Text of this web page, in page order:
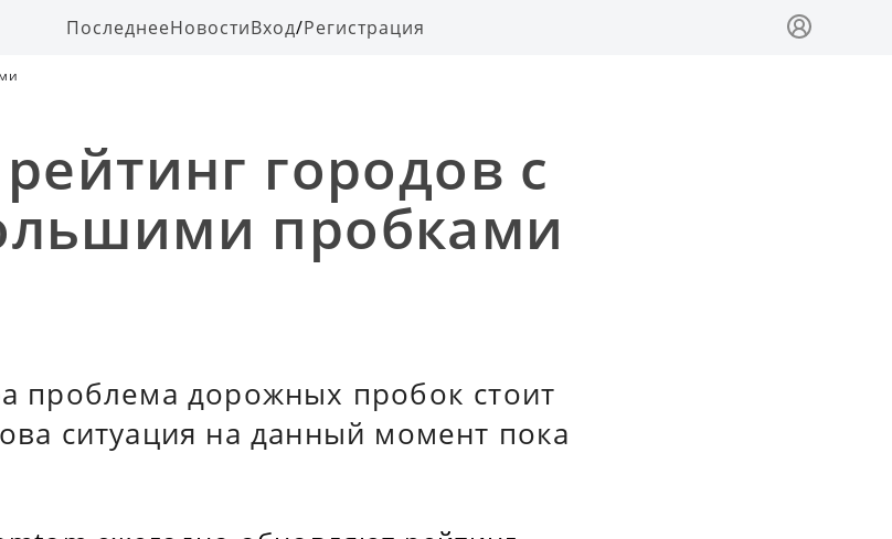
ПоследнееНовостиВход/Регистрация
городов с
пробками
проблема дорожных пробок стоит
ситуация на данный момент пока